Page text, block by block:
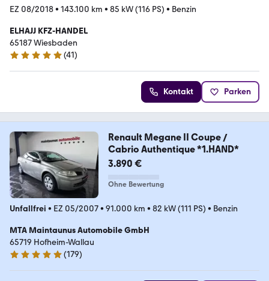
EZ 08/2018• 143.100 km • 85 kW (116 PS) • Benzin
ELHAJJ KFZ-HANDEL
65187 Wiesbaden
4.9 Sterne
(41)
Kontakt Parken
Renault Megane II Coupe /
Cabrio Authentique *1.HAND*
3.890 €
Ohne Bewertung
Unfallfrei • EZ 05/2007• 91.000 km • 82 kW (111 PS) • Benzin
MTA Maintaunus Automobile GmbH
65719 Hofheim-Wallau
5 Sterne
(179)